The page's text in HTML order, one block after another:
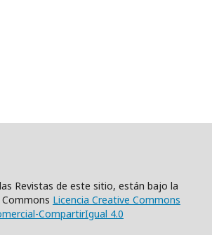
Revistas de este sitio, están bajo la
Licencia Creative Commons
CompartirIgual 4.0